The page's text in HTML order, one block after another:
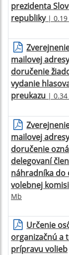
prezidenta
republiky| 0.19
mailovej
doručenie
vydanie
preukazu |
mailovej
doručenie
delegovaní
náhradníka do
volebnej
Mb
Určenie
organizačnú a
prípravu volieb